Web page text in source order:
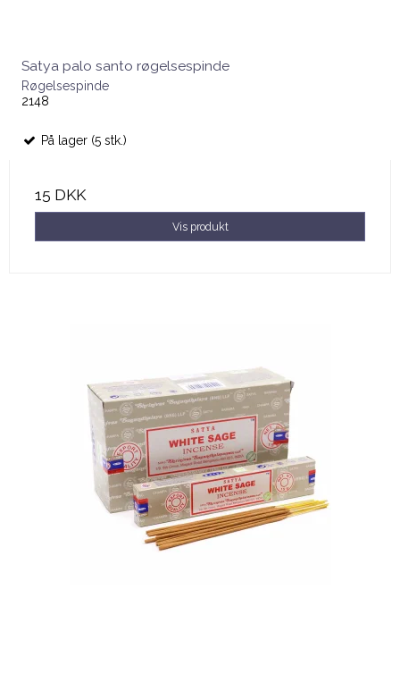
Satya palo santo røgelsespinde
Røgelsespinde
2148
På lager (5 stk.)
15 DKK
Vis produkt